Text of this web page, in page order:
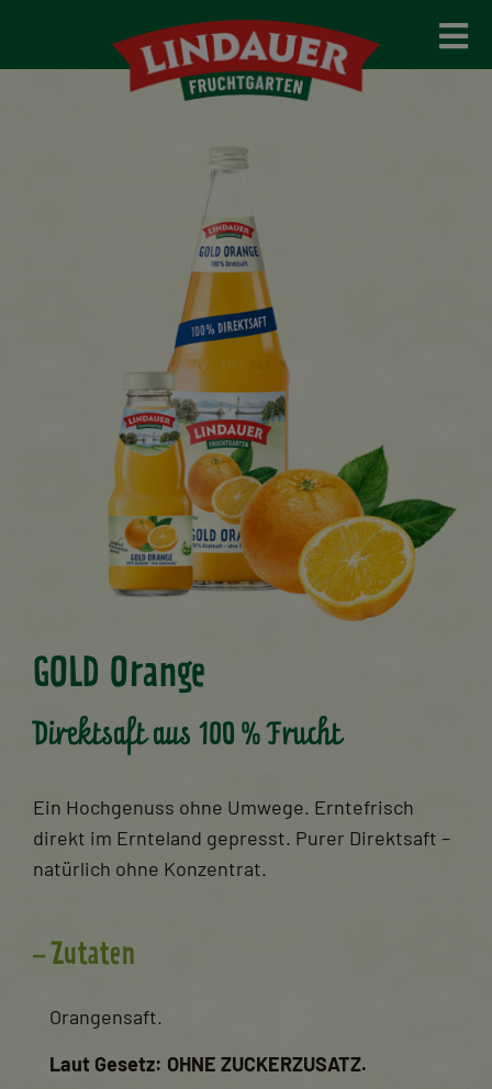
GOLD Orange
Direktsaft aus 100 % Frucht
Ein Hochgenuss ohne Umwege. Erntefrisch
direkt im Ernteland gepresst. Purer Direktsaft –
natürlich ohne Konzentrat.
Zutaten
Orangensaft.
Laut Gesetz: OHNE ZUCKERZUSATZ.